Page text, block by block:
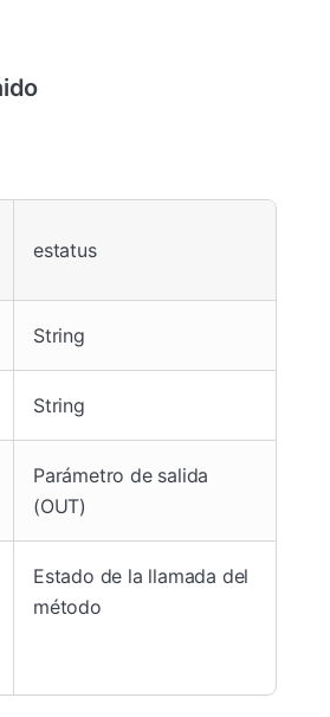
estatus
String
String
Parámetro de salida
(OUT)
Estado de la llamada del
método